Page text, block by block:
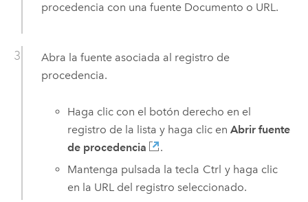
procedencia con una fuente Documento o URL.
Abra la fuente asociada al registro de
procedencia.
Haga clic con el botón derecho en el
registro de la lista y haga clic enAbrir fuente
de procedencia
.
Mantenga pulsada la tecla Ctrl y haga clic
en la URL del registro seleccionado.